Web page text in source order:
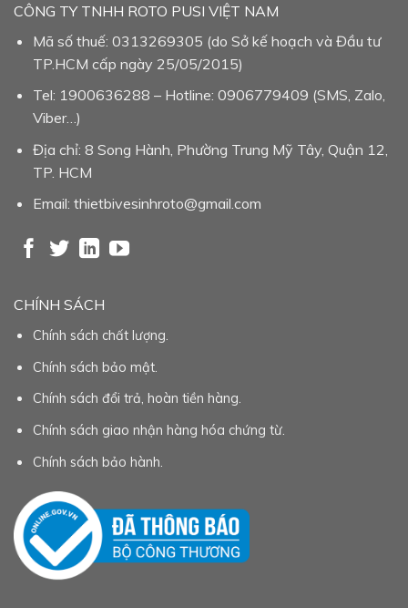
CÔNG TY TNHH ROTO PUSI VIỆT NAM
Mã số thuế: 0313269305 (do Sở kế hoạch và Đầu tư
TP.HCM cấp ngày 25/05/2015)
Tel: 1900636288 – Hotline: 0906779409 (SMS, Zalo,
Viber…)
Địa chỉ: 8 Song Hành, Phường Trung Mỹ Tây, Quận 12,
TP. HCM
Email: thietbivesinhroto@gmail.com
CHÍNH SÁCH
Chính sách chất lượng.
Chính sách bảo mật.
Chính sách đổi trả, hoàn tiền hàng.
Chính sách giao nhận hàng hóa chứng từ.
Chính sách bảo hành.